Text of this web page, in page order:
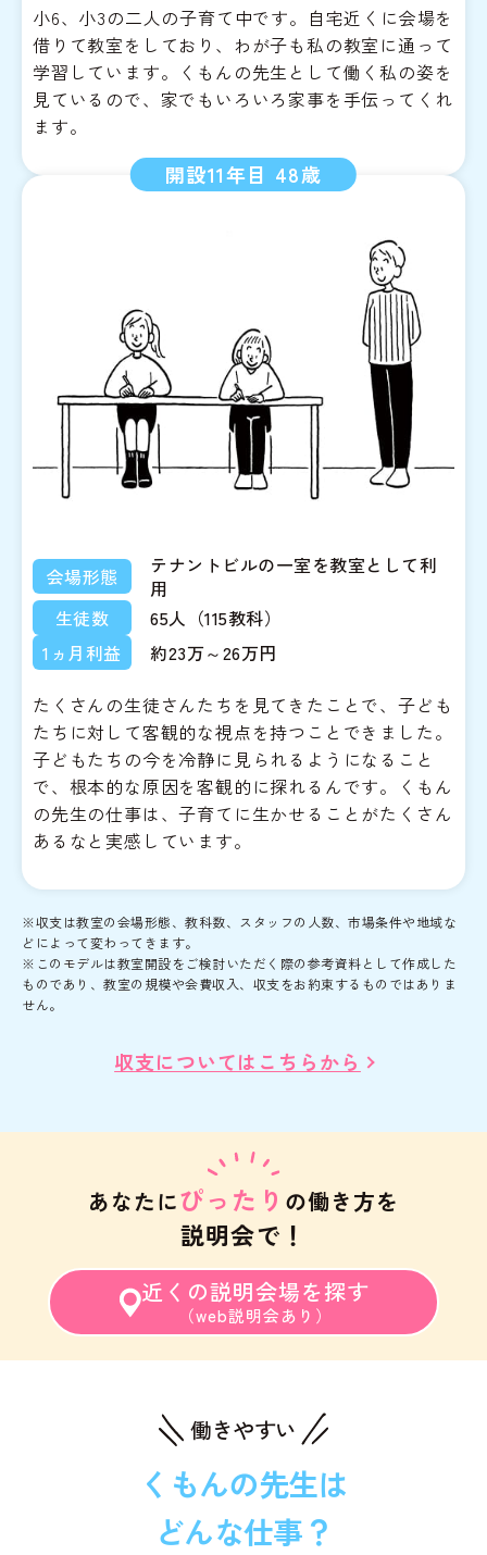
小6、小3の二人の子育て中です。自宅近くに会場を
借りて教室をしており、わが子も私の教室に通って
学習しています。くもんの先生として働く私の姿を
見ているので、家でもいろいろ家事を手伝ってくれ
ます。
開設11年目 48歳
会場形態
テナントビルの一室を教室として利
用
生徒数
65人（115教科）
1ヵ月利益
約23万～26万円
たくさんの生徒さんたちを見てきたことで、子ども
たちに対して客観的な視点を持つことできました。
子どもたちの今を冷静に見られるようになること
で、根本的な原因を客観的に探れるんです。くもん
の先生の仕事は、子育てに生かせることがたくさん
あるなと実感しています。
※収支は教室の会場形態、教科数、スタッフの人数、市場条件や地域な
どによって変わってきます。
※このモデルは教室開設をご検討いただく際の参考資料として作成した
ものであり、教室の規模や会費収入、収支をお約束するものではありま
せん。
収支についてはこちらから
あなたにぴったり の働き方を
説明会で！
近くの説明会場を探す
（web説明会あり）
働きやすい
くもんの先生は
どんな仕事？